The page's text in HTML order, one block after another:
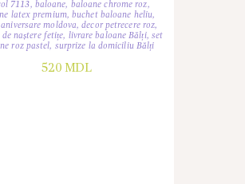
7113, baloane, baloane chrome roz,
latex premium,buchet baloane heliu,
moldova,decor petrecere roz,
de naștere fetițe, livrare baloane Bălți, set
roz pastel, surprize la domiciliu Bălți
520 MDL